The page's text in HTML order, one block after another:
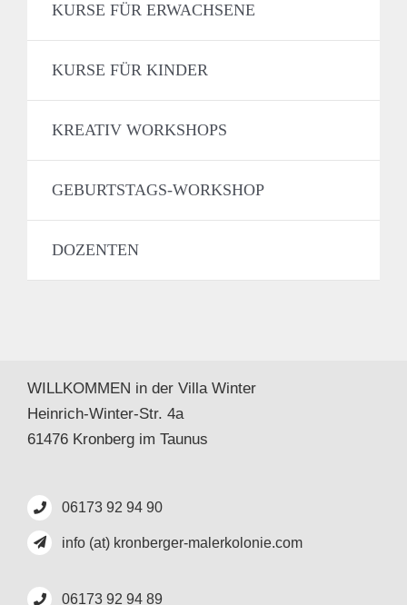
KURSE FÜR ERWACHSENE
KURSE FÜR KINDER
KREATIV WORKSHOPS
GEBURTSTAGS-WORKSHOP
DOZENTEN
WILLKOMMEN in der Villa Winter
Heinrich-Winter-Str. 4a
61476 Kronberg im Taunus
06173 92 94 90
info (at) kronberger-malerkolonie.com
06173 92 94 89